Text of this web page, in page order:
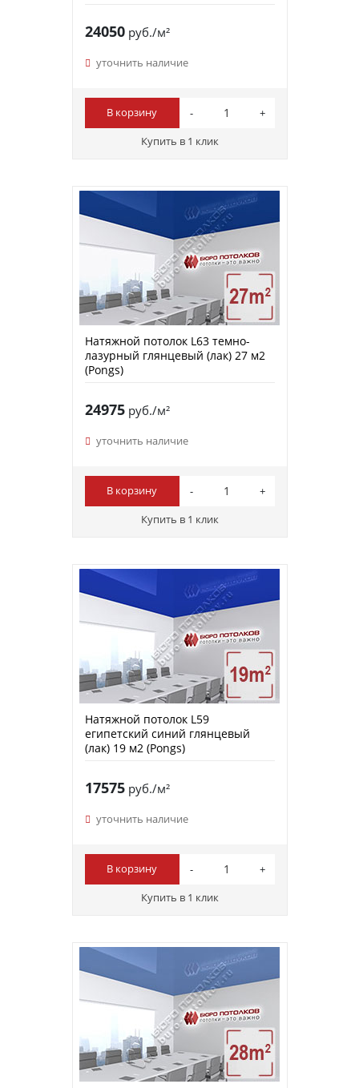
24050руб./м²
уточнить наличие
В корзину
Купить в 1 клик
Натяжной потолок L63 темно-
лазурный глянцевый (лак) 27 м2
(Pongs)
24975руб./м²
уточнить наличие
В корзину
Купить в 1 клик
Натяжной потолок L59
египетский синий глянцевый
(лак) 19 м2 (Pongs)
17575руб./м²
уточнить наличие
В корзину
Купить в 1 клик